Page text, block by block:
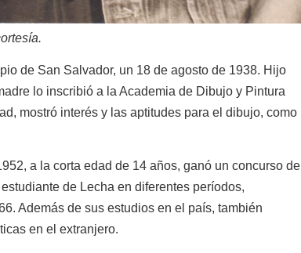
de San Salvador, un 18 de agosto de 1938. Hijo
lo inscribió a la Academia de Dibujo y Pintura
mostró interés y las aptitudes para el dibujo, como
a la corta edad de 14 años, ganó un concurso de
de Lecha en diferentes períodos,
Además de sus estudios en el país, también
en el extranjero.